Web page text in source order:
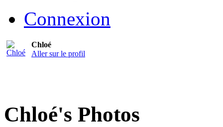
Connexion
Chloé
Aller sur le profil
Chloé's Photos